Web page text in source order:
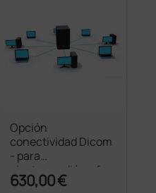
Opción
conectividad Dicom
- para
electrocardiógrafo
Cardioline ECG 100+
630,00 €